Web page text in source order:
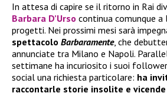
In attesa di capire se il ritorno in Rai
Barbara D’Urso continua comunque a
progetti. Nei prossimi mesi sarà
spettacolo Barbaramente, che
annunciate tra Milano e Napoli.
settimane ha incuriosito i suoi
social una richiesta particolare: ha
raccontarle storie insolite e